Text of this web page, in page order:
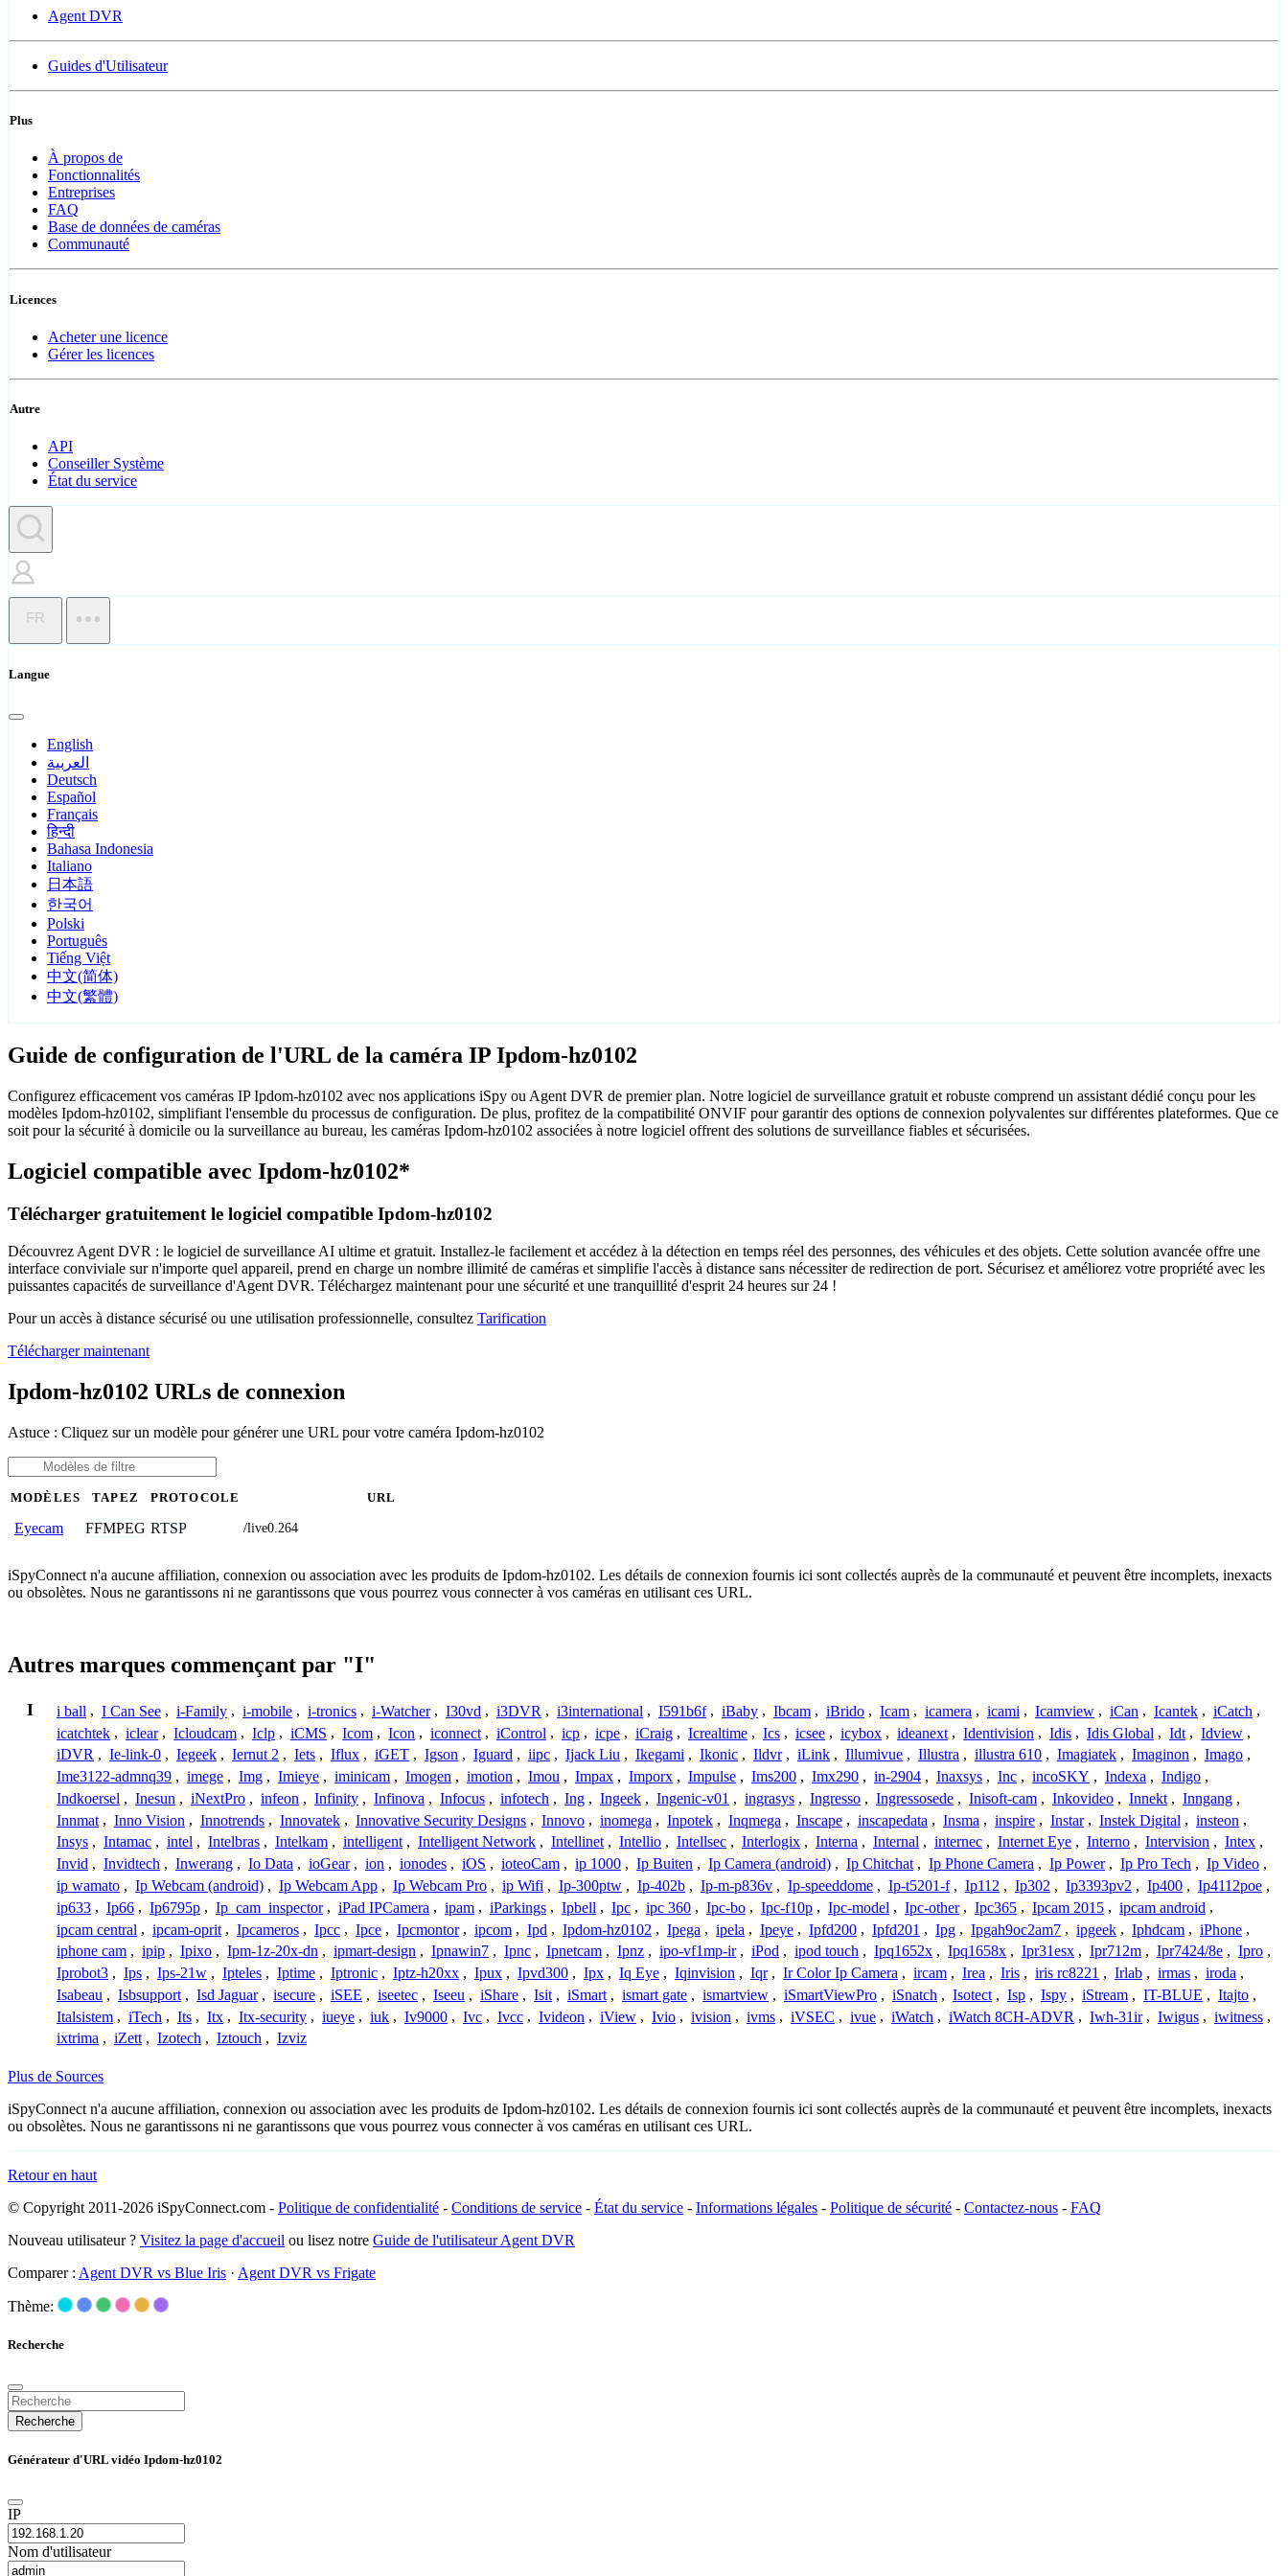
Agent DVR
Guides d'Utilisateur
Plus
À propos de
Fonctionnalités
Entreprises
FAQ
Base de données de caméras
Communauté
Licences
Acheter une licence
Gérer les licences
Autre
API
Conseiller Système
État du service
FR
Langue
English
العربية
Deutsch
Español
Français
हिन्दी
Bahasa Indonesia
Italiano
日本語
한국어
Polski
Português
Tiếng Việt
中文(简体)
中文(繁體)
Guide de configuration de l'URL de la caméra IP Ipdom-hz0102
Configurez efficacement vos caméras IP Ipdom-hz0102 avec nos applications iSpy ou Agent DVR de premier plan. Notre logiciel de surveillance gratuit et robuste comprend un assistant dédié conçu pour les
modèles Ipdom-hz0102, simplifiant l'ensemble du processus de configuration. De plus, profitez de la compatibilité ONVIF pour garantir des options de connexion polyvalentes sur différentes plateformes. Que ce
soit pour la sécurité à domicile ou la surveillance au bureau, les caméras Ipdom-hz0102 associées à notre logiciel offrent des solutions de surveillance fiables et sécurisées.
Logiciel compatible avec Ipdom-hz0102*
Télécharger gratuitement le logiciel compatible Ipdom-hz0102
Découvrez Agent DVR : le logiciel de surveillance AI ultime et gratuit. Installez-le facilement et accédez à la détection en temps réel des personnes, des véhicules et des objets. Cette solution avancée offre une
interface conviviale sur n'importe quel appareil, prend en charge un nombre illimité de caméras et simplifie l'accès à distance sans nécessiter de redirection de port. Sécurisez et améliorez votre propriété avec les
puissantes capacités de surveillance d'Agent DVR. Téléchargez maintenant pour une sécurité et une tranquillité d'esprit 24 heures sur 24 !
Pour un accès à distance sécurisé ou une utilisation professionnelle, consultez Tarification
Télécharger maintenant
Ipdom-hz0102 URLs de connexion
Astuce : Cliquez sur un modèle pour générer une URL pour votre caméra Ipdom-hz0102
MODÈLES TAPEZ PROTOCOLE URL
Eyecam FFMPEG RTSP /live0.264
iSpyConnect n'a aucune affiliation, connexion ou association avec les produits de Ipdom-hz0102. Les détails de connexion fournis ici sont collectés auprès de la communauté et peuvent être incomplets, inexacts
ou obsolètes. Nous ne garantissons ni ne garantissons que vous pourrez vous connecter à vos caméras en utilisant ces URL.
Autres marques commençant par "I"
I i ball , I Can See , i-Family , i-mobile , i-tronics , i-Watcher , I30vd , i3DVR , i3international , I591b6f , iBaby , Ibcam , iBrido , Icam , icamera , icami , Icamview , iCan , Icantek , iCatch ,
icatchtek , iclear , Icloudcam , Iclp , iCMS , Icom , Icon , iconnect , iControl , icp , icpe , iCraig , Icrealtime , Ics , icsee , icybox , ideanext , Identivision , Idis , Idis Global , Idt , Idview ,
iDVR , Ie-link-0 , Iegeek , Iernut 2 , Iets , Iflux , iGET , Igson , Iguard , iipc , Ijack Liu , Ikegami , Ikonic , Ildvr , iLink , Illumivue , Illustra , illustra 610 , Imagiatek , Imaginon , Imago ,
Ime3122-admnq39 , imege , Img , Imieye , iminicam , Imogen , imotion , Imou , Impax , Imporx , Impulse , Ims200 , Imx290 , in-2904 , Inaxsys , Inc , incoSKY , Indexa , Indigo ,
Indkoersel , Inesun , iNextPro , infeon , Infinity , Infinova , Infocus , infotech , Ing , Ingeek , Ingenic-v01 , ingrasys , Ingresso , Ingressosede , Inisoft-cam , Inkovideo , Innekt , Inngang ,
Innmat , Inno Vision , Innotrends , Innovatek , Innovative Security Designs , Innovo , inomega , Inpotek , Inqmega , Inscape , inscapedata , Insma , inspire , Instar , Instek Digital , insteon ,
Insys , Intamac , intel , Intelbras , Intelkam , intelligent , Intelligent Network , Intellinet , Intellio , Intellsec , Interlogix , Interna , Internal , internec , Internet Eye , Interno , Intervision , Intex ,
Invid , Invidtech , Inwerang , Io Data , ioGear , ion , ionodes , iOS , ioteoCam , ip 1000 , Ip Buiten , Ip Camera (android) , Ip Chitchat , Ip Phone Camera , Ip Power , Ip Pro Tech , Ip Video ,
ip wamato , Ip Webcam (android) , Ip Webcam App , Ip Webcam Pro , ip Wifi , Ip-300ptw , Ip-402b , Ip-m-p836v , Ip-speeddome , Ip-t5201-f , Ip112 , Ip302 , Ip3393pv2 , Ip400 , Ip4112poe ,
ip633 , Ip66 , Ip6795p , Ip_cam_inspector , iPad IPCamera , ipam , iParkings , Ipbell , Ipc , ipc 360 , Ipc-bo , Ipc-f10p , Ipc-model , Ipc-other , Ipc365 , Ipcam 2015 , ipcam android ,
ipcam central , ipcam-oprit , Ipcameros , Ipcc , Ipce , Ipcmontor , ipcom , Ipd , Ipdom-hz0102 , Ipega , ipela , Ipeye , Ipfd200 , Ipfd201 , Ipg , Ipgah9oc2am7 , ipgeek , Iphdcam , iPhone ,
iphone cam , ipip , Ipixo , Ipm-1z-20x-dn , ipmart-design , Ipnawin7 , Ipnc , Ipnetcam , Ipnz , ipo-vf1mp-ir , iPod , ipod touch , Ipq1652x , Ipq1658x , Ipr31esx , Ipr712m , Ipr7424/8e , Ipro ,
Iprobot3 , Ips , Ips-21w , Ipteles , Iptime , Iptronic , Iptz-h20xx , Ipux , Ipvd300 , Ipx , Iq Eye , Iqinvision , Iqr , Ir Color Ip Camera , ircam , Irea , Iris , iris rc8221 , Irlab , irmas , iroda ,
Isabeau , Isbsupport , Isd Jaguar , isecure , iSEE , iseetec , Iseeu , iShare , Isit , iSmart , ismart gate , ismartview , iSmartViewPro , iSnatch , Isotect , Isp , Ispy , iStream , IT-BLUE , Itajto ,
Italsistem , iTech , Its , Itx , Itx-security , iueye , iuk , Iv9000 , Ivc , Ivcc , Ivideon , iView , Ivio , ivision , ivms , iVSEC , ivue , iWatch , iWatch 8CH-ADVR , Iwh-31ir , Iwigus , iwitness ,
ixtrima , iZett , Izotech , Iztouch , Izviz
Plus de Sources
iSpyConnect n'a aucune affiliation, connexion ou association avec les produits de Ipdom-hz0102. Les détails de connexion fournis ici sont collectés auprès de la communauté et peuvent être incomplets, inexacts
ou obsolètes. Nous ne garantissons ni ne garantissons que vous pourrez vous connecter à vos caméras en utilisant ces URL.
Retour en haut
© Copyright 2011-2026 iSpyConnect.com - Politique de confidentialité - Conditions de service - État du service - Informations légales - Politique de sécurité - Contactez-nous - FAQ
Nouveau utilisateur ? Visitez la page d'accueil ou lisez notre Guide de l'utilisateur Agent DVR
Comparer : Agent DVR vs Blue Iris · Agent DVR vs Frigate
Thème:
Recherche
Recherche
Générateur d'URL vidéo Ipdom-hz0102
IP
Nom d'utilisateur